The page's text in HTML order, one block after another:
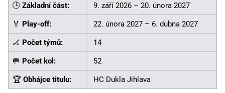
🕒 Základní část: 9. září 2026 – 20. února 2027
🏅 Play-off: 22. února 2027 – 6. dubna 2027
🏒 Počet týmů: 14
🥅 Počet kol: 52
🏆 Obhájce titulu: HC Dukla Jihlava